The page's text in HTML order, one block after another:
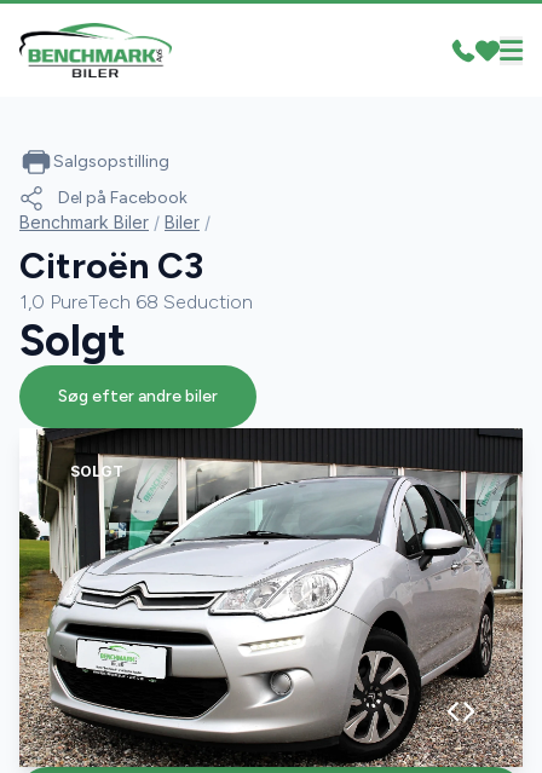
SOLGT
Salgsopstilling
Del på Facebook
Benchmark Biler / Biler /
Citroën C3
1,0 PureTech 68 Seduction
Solgt
Søg efter andre biler